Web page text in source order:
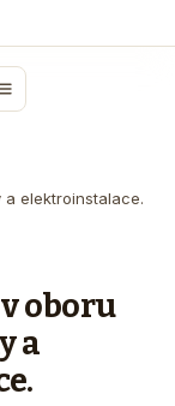
elektroinstalace.
oboru
a